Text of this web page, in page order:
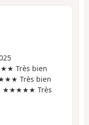
Très bien
Très bien
★★★★★ Très